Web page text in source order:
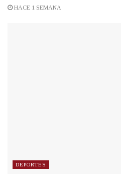
HACE 1 SEMANA
DEPORTES